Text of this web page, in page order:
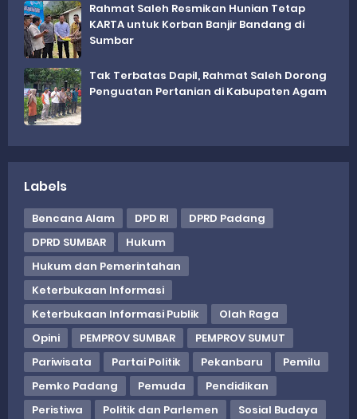
Rahmat Saleh Resmikan Hunian Tetap
KARTA untuk Korban Banjir Bandang di
Sumbar
Tak Terbatas Dapil, Rahmat Saleh Dorong
Penguatan Pertanian di Kabupaten Agam
Labels
Bencana Alam DPD RI
DPRD Padang
DPRD SUMBAR
Hukum
Hukum dan Pemerintahan
Keterbukaan Informasi
Keterbukaan Informasi Publik
Olah Raga
Opini
PEMPROV SUMBAR
PEMPROV SUMUT
Pariwisata
Partai Politik Pekanbaru
Pemilu
Pemko Padang
Pemuda
Pendidikan
Peristiwa
Politik dan Parlemen
Sosial Budaya